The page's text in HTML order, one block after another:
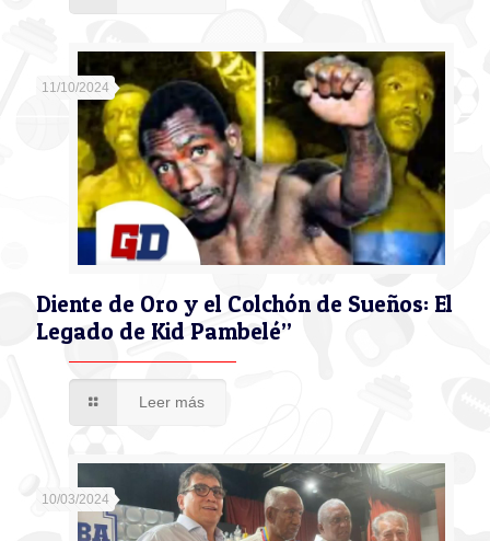
11/10/2024
Diente de Oro y el Colchón de Sueños: El
Legado de Kid Pambelé”
Leer más
10/03/2024